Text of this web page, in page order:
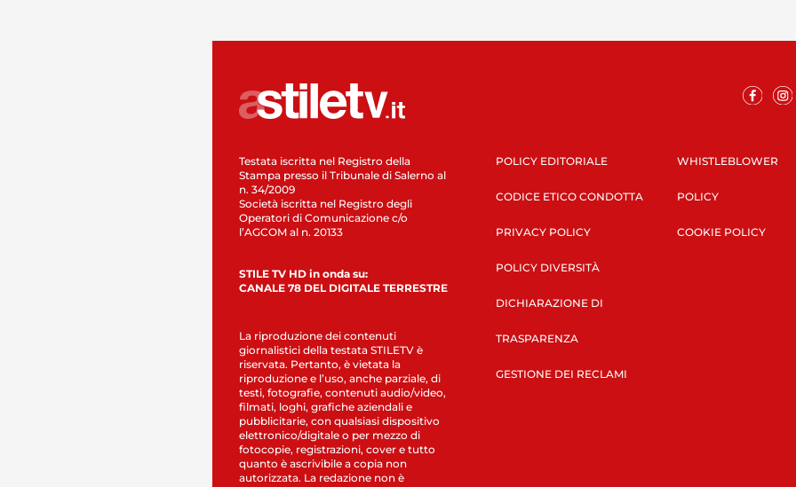
Testata iscritta nel Registro della
Stampa presso il Tribunale di Salerno al
n. 34/2009
Società iscritta nel Registro degli
Operatori di Comunicazione c/o
l’AGCOM al n. 20133
STILE TV HD in onda su:
CANALE 78 DEL DIGITALE TERRESTRE
La riproduzione dei contenuti
giornalistici della testata STILETV è
riservata. Pertanto, è vietata la
riproduzione e l’uso, anche parziale, di
testi, fotografie, contenuti audio/video,
filmati, loghi, grafiche aziendali e
pubblicitarie, con qualsiasi dispositivo
elettronico/digitale o per mezzo di
fotocopie, registrazioni, cover e tutto
quanto è ascrivibile a copia non
autorizzata. La redazione non è
POLICY EDITORIALE
CODICE ETICO CONDOTTA
PRIVACY POLICY
POLICY DIVERSITÀ
DICHIARAZIONE DI
TRASPARENZA
GESTIONE DEI RECLAMI
WHISTLEBLOWER
POLICY
COOKIE POLICY